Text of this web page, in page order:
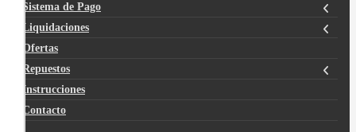
Sistema de Pago
Liquidaciones
Ofertas
Repuestos
Instrucciones
Contacto